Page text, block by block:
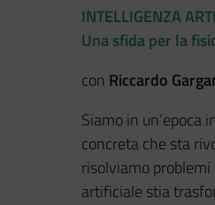
INTELLIGENZA
Una sfida per la
con Riccardo
Siamo in un’epoca
concreta che sta
risolviamo
artificiale stia